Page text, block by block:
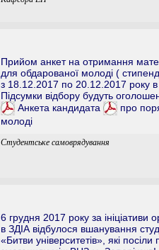
Прийом анкет на отримання
для обдарованої молоді (
з 18.12.2017 по 20.12.2017 року
Підсумки відбору будуть
Анкета кандидата
про
молоді
Студентське самоврядування
6 грудня 2017 року за ініціативи
в ЗДІА відбулося вшанування
«Битви університетів», які